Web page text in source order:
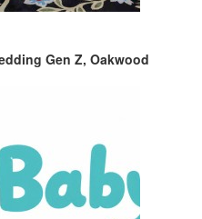
Gen Z, Oakwood